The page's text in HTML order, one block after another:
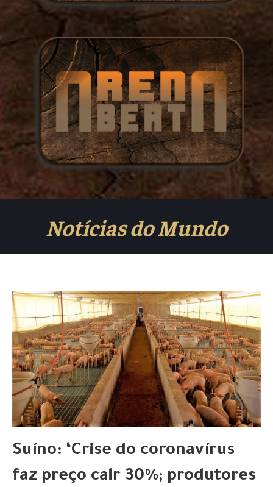
Notícias do Mundo
Suíno: ‘Crise do coronavírus
faz preço cair 30%; produtores